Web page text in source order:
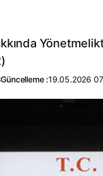
Güncelleme :19.05.2026